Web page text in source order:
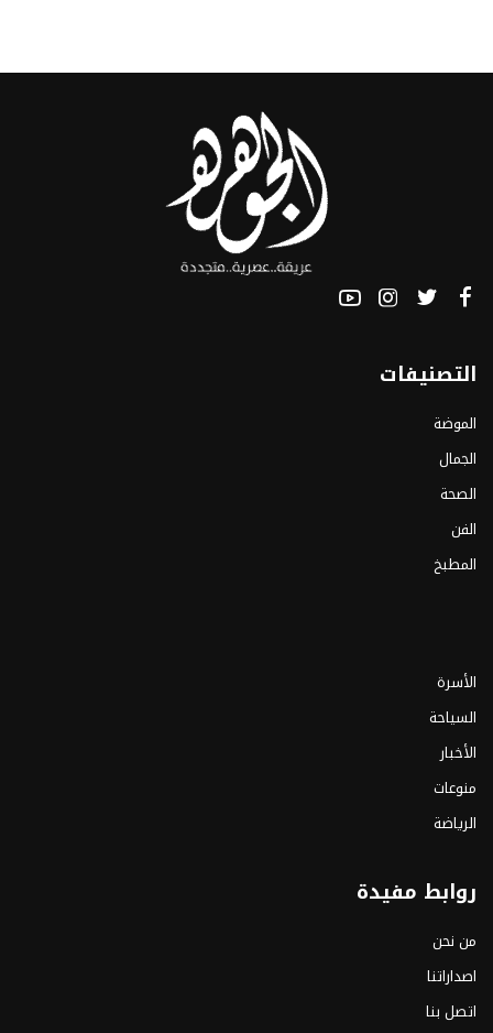
التصنيفات
الموضة
الجمال
الصحة
الفن
المطبخ
الأسرة
السياحة
الأخبار
منوعات
الرياضة
روابط مفيدة
من نحن
اصداراتنا
اتصل بنا